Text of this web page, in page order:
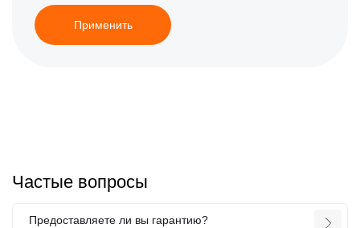
Применить
Частые вопросы
Предоставляете ли вы гарантию?